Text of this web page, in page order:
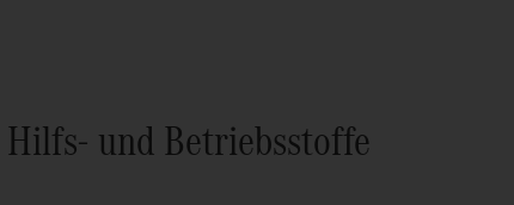
Hilfs- und Betriebsstoffe